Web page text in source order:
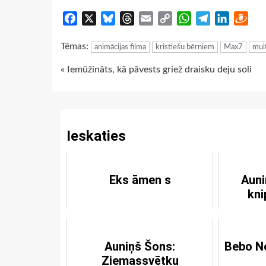
Facebook BlueskyThreads
Email
Copy
WhatsApp
TelegramLinkedIn
Tēmas: animācijas filma kristiešu bērniem Max7
Continue
« Iemūžināts, kā pāvests griež draisku deju soli
Ieskaties
Eks āmen s
Auniņš Šons:
Ziemassvētku
Bebo